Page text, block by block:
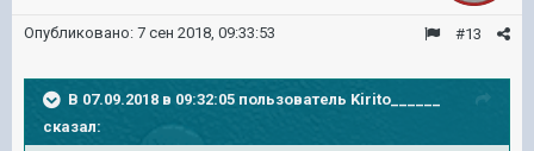
#13
Опубликовано: 7 сен 2018, 09:33:53
В 07.09.2018 в 09:32:05 пользователь Kirito______
сказал: